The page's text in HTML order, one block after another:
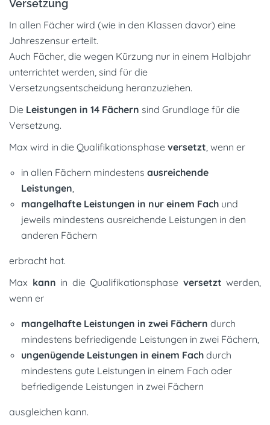
Versetzung
In allen Fächer wird (wie in den Klassen davor) eine
Jahreszensur erteilt.
Auch Fächer, die wegen Kürzung nur in einem Halbjahr
unterrichtet werden, sind für die
Versetzungsentscheidung heranzuziehen.
Die Leistungen in 14 Fächern sind Grundlage für die
Versetzung.
Max wird in die Qualifikationsphase versetzt, wenn er
in allen Fächern mindestens ausreichende
Leistungen,
mangelhafte Leistungen in nur einem Fach und
jeweils mindestens ausreichende Leistungen in den
anderen Fächern
erbracht hat.
Max kann in die Qualifikationsphase versetzt werden,
wenn er
mangelhafte Leistungen in zwei Fächern durch
mindestens befriedigende Leistungen in zwei Fächern,
ungenügende Leistungen in einem Fach durch
mindestens gute Leistungen in einem Fach oder
befriedigende Leistungen in zwei Fächern
ausgleichen kann.